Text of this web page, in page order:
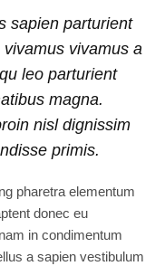
sapien parturient
vivamus a
leo parturient
magna.
nisl dignissim
primis.
pharetra elementum
donec eu
in condimentum
a sapien vestibulum